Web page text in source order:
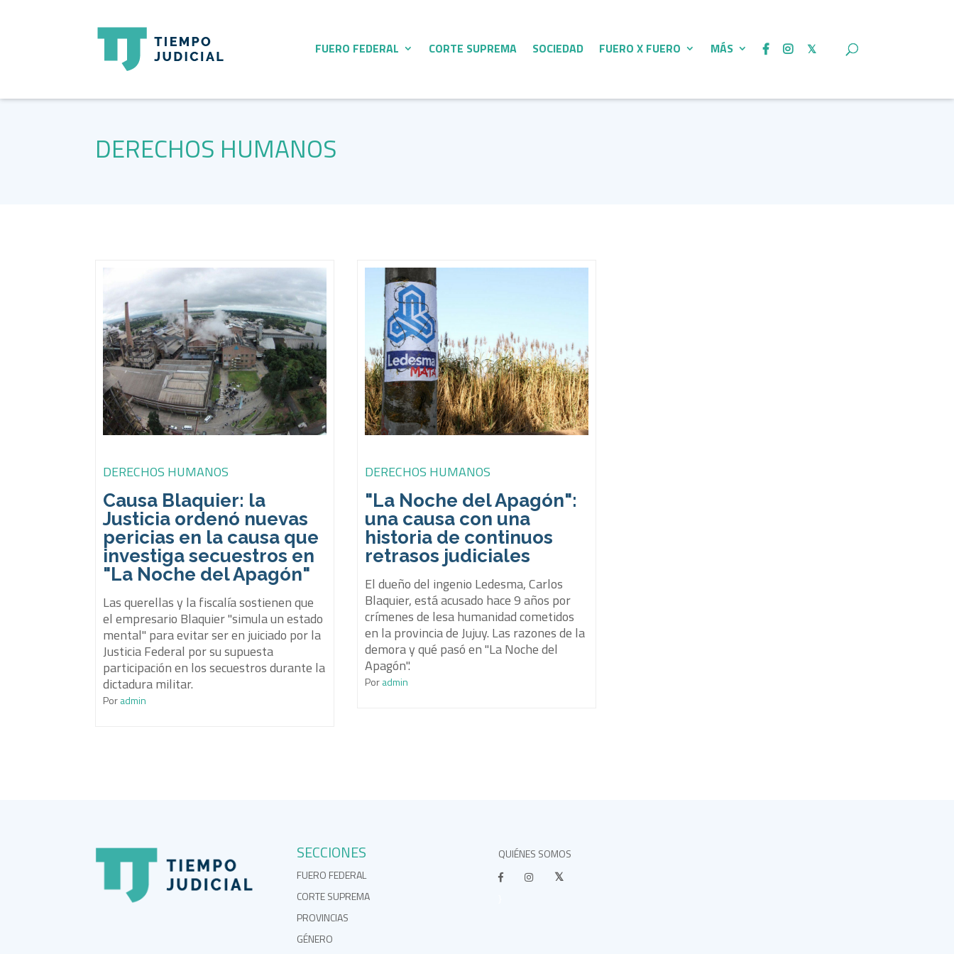
FUERO FEDERAL CORTE SUPREMA SOCIEDAD FUERO X FUERO MÁS
DERECHOS HUMANOS
DERECHOS HUMANOS
Causa Blaquier: la
Justicia ordenó nuevas
pericias en la causa que
investiga secuestros en
"La Noche del Apagón"
Las querellas y la fiscalía sostienen que
el empresario Blaquier "simula un estado
mental" para evitar ser en juiciado por la
Justicia Federal por su supuesta
participación en los secuestros durante la
dictadura militar.
Poradmin
DERECHOS HUMANOS
"La Noche del Apagón":
una causa con una
historia de continuos
retrasos judiciales
El dueño del ingenio Ledesma, Carlos
Blaquier, está acusado hace 9 años por
crímenes de lesa humanidad cometidos
en la provincia de Jujuy. Las razones de la
demora y qué pasó en "La Noche del
Apagón".
Poradmin
SECCIONES
FUERO FEDERAL
CORTE SUPREMA
PROVINCIAS
GÉNERO
QUIÉNES SOMOS